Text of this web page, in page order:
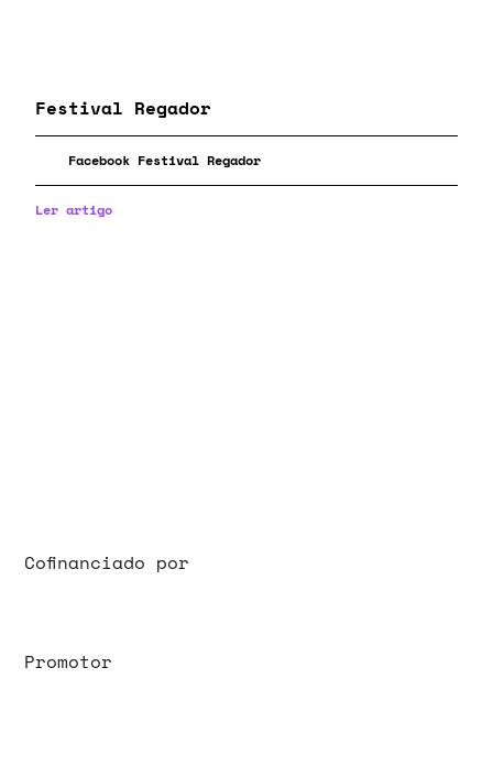
Festival Regador
Facebook Festival Regador
Ler artigo
Cofinanciado por
Promotor